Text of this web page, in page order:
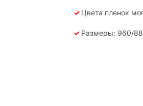
✓ Цвета пленок
✓ Размеры: 960/